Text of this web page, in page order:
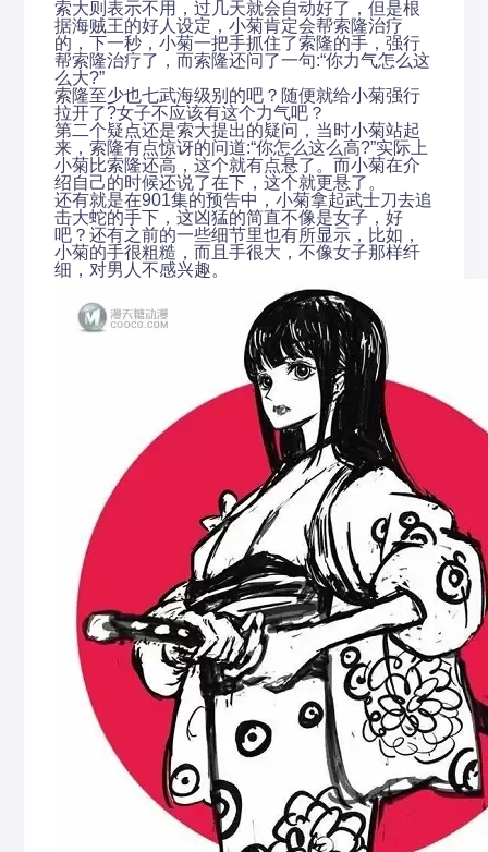
索大则表示不用，过几天就会自动好了，但是根
据海贼王的好人设定，小菊肯定会帮索隆治疗
的，下一秒，小菊一把手抓住了索隆的手，强行
帮索隆治疗了，而索隆还问了一句:“你力气怎么这
么大?”
索隆至少也七武海级别的吧？随便就给小菊强行
拉开了?女子不应该有这个力气吧？
第二个疑点还是索大提出的疑问，当时小菊站起
来，索隆有点惊讶的问道:“你怎么这么高?”实际上
小菊比索隆还高，这个就有点悬了。而小菊在介
绍自己的时候还说了在下，这个就更悬了。
还有就是在901集的预告中，小菊拿起武士刀去追
击大蛇的手下，这凶猛的简直不像是女子，好
吧？还有之前的一些细节里也有所显示，比如，
小菊的手很粗糙，而且手很大，不像女子那样纤
细，对男人不感兴趣。